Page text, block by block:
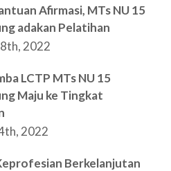
Afirmasi, MTs NU 15
adakan Pelatihan
2022
LCTP MTs NU 15
Maju ke Tingkat
2022
Berkelanjutan